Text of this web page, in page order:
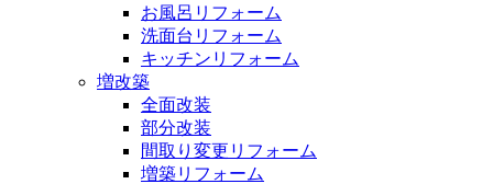
お風呂リフォーム
洗面台リフォーム
キッチンリフォーム
増改築
全面改装
部分改装
間取り変更リフォーム
増築リフォーム